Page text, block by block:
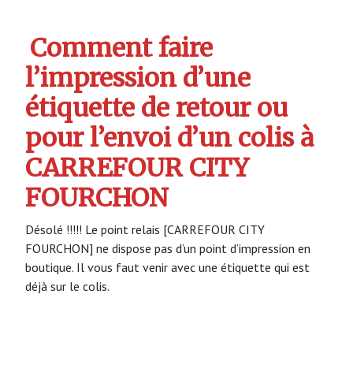
Comment faire
l’impression d’une
étiquette de retour ou
pour l’envoi d’un colis à
CARREFOUR CITY
FOURCHON
Désolé !!!!! Le point relais [CARREFOUR CITY
FOURCHON] ne dispose pas d’un point d’impression en
boutique. Il vous faut venir avec une étiquette qui est
déjà sur le colis.